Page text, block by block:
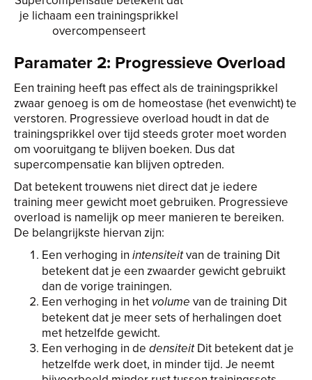
je lichaam een trainingsprikkel
overcompenseert
Paramater 2: Progressieve Overload
Een training heeft pas effect als de trainingsprikkel
zwaar genoeg is om de homeostase (het evenwicht) te
verstoren. Progressieve overload houdt in dat de
trainingsprikkel over tijd steeds groter moet worden
om vooruitgang te blijven boeken. Dus dat
supercompensatie kan blijven optreden.
Dat betekent trouwens niet direct dat je iedere
training meer gewicht moet gebruiken. Progressieve
overload is namelijk op meer manieren te bereiken.
De belangrijkste hiervan zijn:
Een verhoging in intensiteitvan de training Dit
betekent dat je een zwaarder gewicht gebruikt
dan de vorige trainingen.
Een verhoging in het volume van de training Dit
betekent dat je meer sets of herhalingen doet
met hetzelfde gewicht.
Een verhoging in de densiteitDit betekent dat je
hetzelfde werk doet, in minder tijd. Je neemt